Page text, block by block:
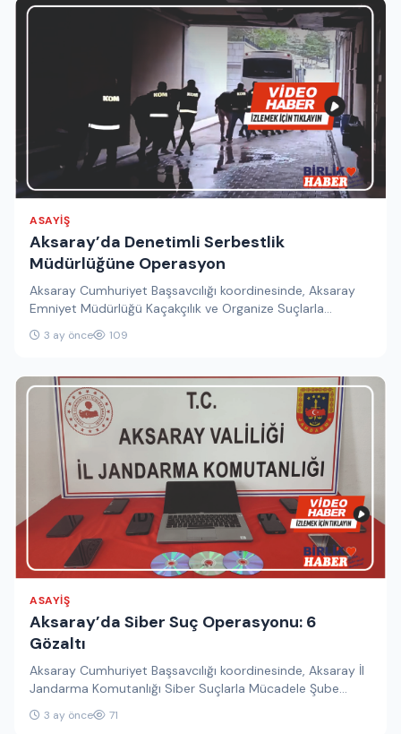
ASAYIŞ
Aksaray’da Denetimli Serbestlik
Müdürlüğüne Operasyon
Aksaray Cumhuriyet Başsavcılığı koordinesinde, Aksaray
Emniyet Müdürlüğü Kaçakçılık ve Organize Suçlarla
Mücadele (KOM) Şube Müdürlüğü ekiplerince yürütülen
soruşturma…
3 ay önce 109
ASAYIŞ
Aksaray’da Siber Suç Operasyonu: 6
Gözaltı
Aksaray Cumhuriyet Başsavcılığı koordinesinde, Aksaray İl
Jandarma Komutanlığı Siber Suçlarla Mücadele Şube
Müdürlüğü ekiplerince bilişim sistemleri kullanılarak
gerçekleştirilen…
3 ay önce 71